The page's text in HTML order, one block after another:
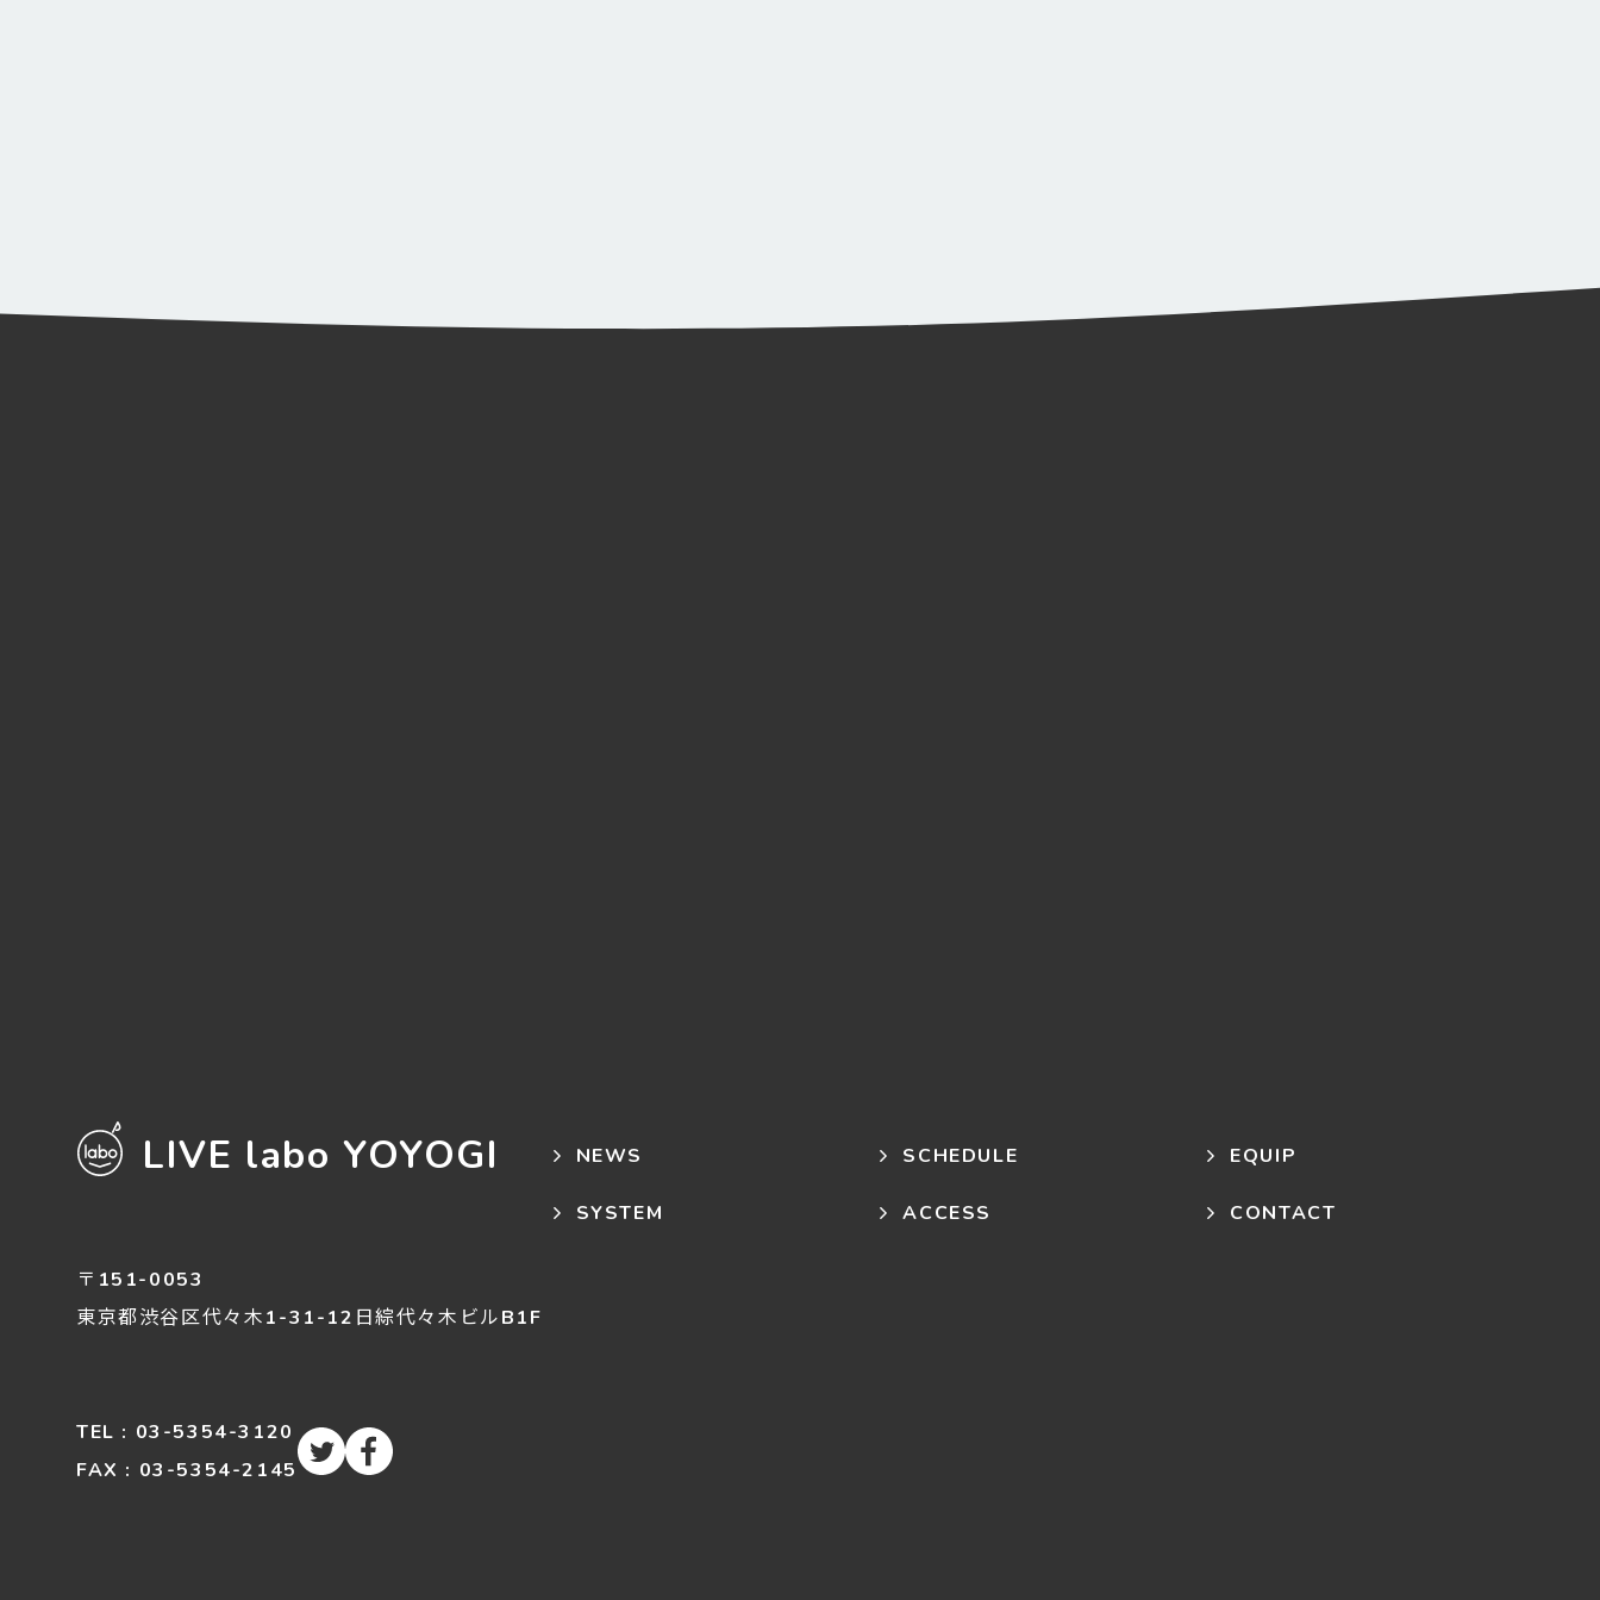
LIVE labo YOYOGI
〒151-0053
東京都渋谷区代々木1-31-12 日綜代々木ビルB1F
TEL : 03-5354-3120
FAX : 03-5354-2145
NEWS SCHEDULE EQUIP
SYSTEM ACCESS CONTACT